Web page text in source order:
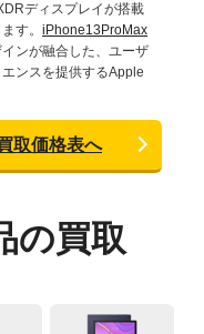
ディスプレイが搭載
す。 iPhone13ProMax
ンが融合した、ユーザ
ンスを提供するApple
取価格表へ
の買取